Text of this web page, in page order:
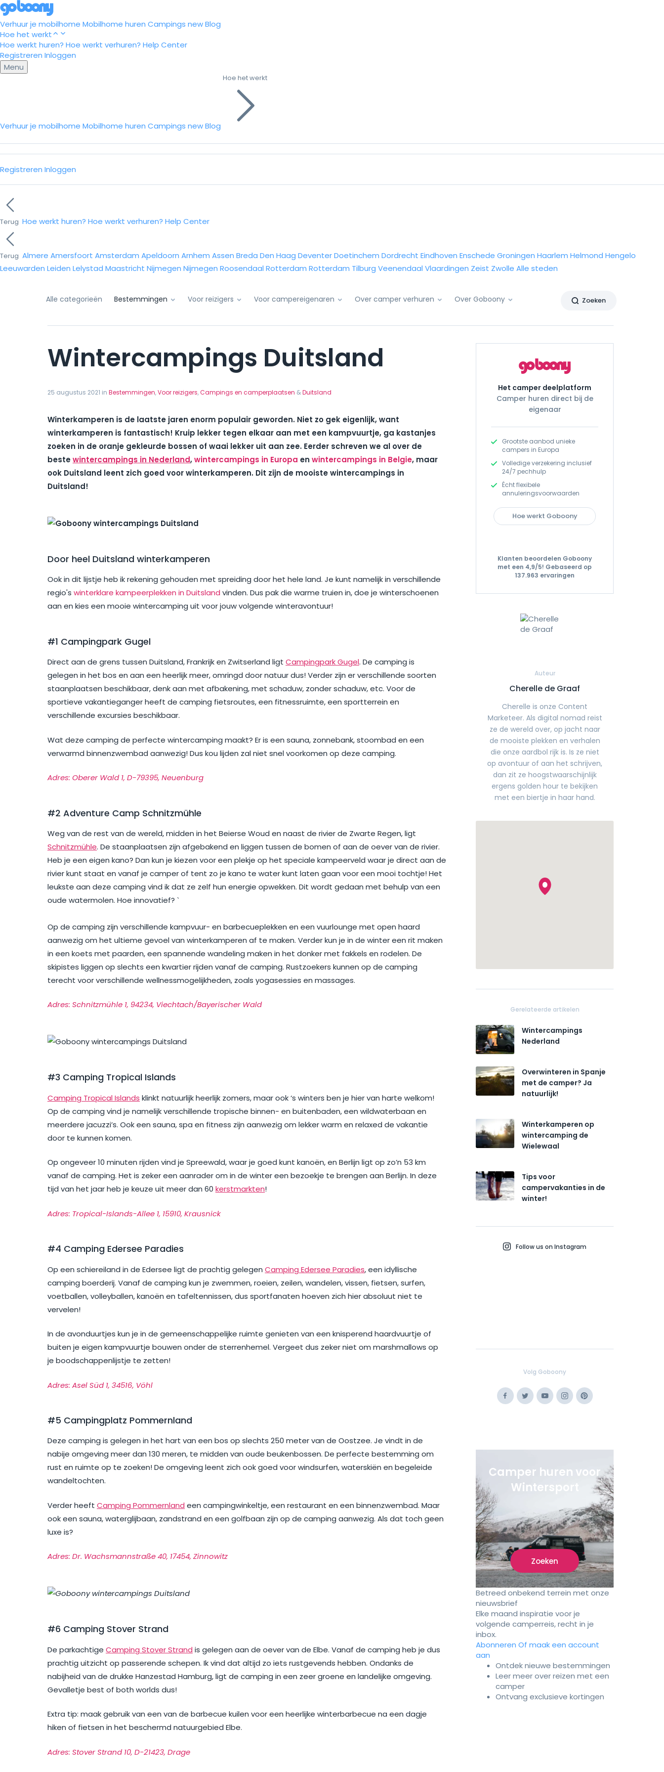
Verhuur je mobilhome Mobilhome huren Campings newBlog
Hoe het werkt
Hoe werkt huren? Hoe werkt verhuren? Help Center
Registreren Inloggen
Menu
Verhuur je mobilhome Mobilhome huren Campings newBlog
Hoe het werkt
Registreren Inloggen
Terug Hoe werkt huren? Hoe werkt verhuren? Help Center
Terug Almere Amersfoort Amsterdam Apeldoorn Arnhem Assen Breda Den Haag DeventerDoetinchem Dordrecht Eindhoven Enschede Groningen Haarlem Helmond Hengelo
Leeuwarden Leiden Lelystad Maastricht Nijmegen Nijmegen Roosendaal Rotterdam Rotterdam Tilburg Veenendaal Vlaardingen Zeist Zwolle Alle steden
Zoeken
Alle categorieën Bestemmingen Voor reizigers Voor campereigenaren Over camper verhuren Over Goboony
Wintercampings Duitsland
25 augustus 2021 in Bestemmingen,Voor reizigers,Campings en camperplaatsen &Duitsland
Winterkamperen is de laatste jaren enorm populair geworden. Niet zo gek eigenlijk, want
winterkamperen is fantastisch! Kruip lekker tegen elkaar aan met een kampvuurtje, ga kastanjes
zoeken in de oranje gekleurde bossen of waai lekker uit aan zee. Eerder schreven we al over de
bestewintercampings in Nederland,wintercampings in Europa en wintercampings in Belgie, maar
ook Duitsland leent zich goed voor winterkamperen. Dit zijn de mooiste wintercampings in
Duitsland!
Door heel Duitsland winterkamperen
Ook in dit lijstje heb ik rekening gehouden met spreiding door het hele land. Je kunt namelijk in verschillende
regio's winterklare kampeerplekken in Duitsland vinden. Dus pak die warme truien in, doe je winterschoenen
aan en kies een mooie wintercamping uit voor jouw volgende winteravontuur!
#1 Campingpark Gugel
Direct aan de grens tussen Duitsland, Frankrijk en Zwitserland ligt Campingpark Gugel. De camping is
gelegen in het bos en aan een heerlijk meer, omringd door natuur dus! Verder zijn er verschillende soorten
staanplaatsen beschikbaar, denk aan met afbakening, met schaduw, zonder schaduw, etc. Voor de
sportieve vakantieganger heeft de camping fietsroutes, een fitnessruimte, een sportterrein en
verschillende excursies beschikbaar.
Wat deze camping de perfecte wintercamping maakt? Er is een sauna, zonnebank, stoombad en een
verwarmd binnenzwembad aanwezig! Dus kou lijden zal niet snel voorkomen op deze camping.
Adres: Oberer Wald 1, D-79395, Neuenburg
#2 Adventure Camp Schnitzmühle
Weg van de rest van de wereld, midden in het Beierse Woud en naast de rivier de Zwarte Regen, ligt
Schnitzmühle. De staanplaatsen zijn afgebakend en liggen tussen de bomen of aan de oever van de rivier.
Heb je een eigen kano? Dan kun je kiezen voor een plekje op het speciale kampeerveld waar je direct aan de
rivier kunt staat en vanaf je camper of tent zo je kano te water kunt laten gaan voor een mooi tochtje! Het
leukste aan deze camping vind ik dat ze zelf hun energie opwekken. Dit wordt gedaan met behulp van een
oude watermolen. Hoe innovatief? `
Op de camping zijn verschillende kampvuur- en barbecueplekken en een vuurlounge met open haard
aanwezig om het ultieme gevoel van winterkamperen af te maken. Verder kun je in de winter een rit maken
in een koets met paarden, een spannende wandeling maken in het donker met fakkels en rodelen. De
skipistes liggen op slechts een kwartier rijden vanaf de camping. Rustzoekers kunnen op de camping
terecht voor verschillende wellnessmogelijkheden, zoals yogasessies en massages.
Adres: Schnitzmühle 1, 94234, Viechtach/Bayerischer Wald
#3 Camping Tropical Islands
Camping Tropical Islands klinkt natuurlijk heerlijk zomers, maar ook ‘s winters ben je hier van harte welkom!
Op de camping vind je namelijk verschillende tropische binnen- en buitenbaden, een wildwaterbaan en
meerdere jacuzzi’s. Ook een sauna, spa en fitness zijn aanwezig om lekker warm en relaxed de vakantie
door te kunnen komen.
Op ongeveer 10 minuten rijden vind je Spreewald, waar je goed kunt kanoën, en Berlijn ligt op zo’n 53 km
vanaf de camping. Het is zeker een aanrader om in de winter een bezoekje te brengen aan Berlijn. In deze
tijd van het jaar heb je keuze uit meer dan 60 kerstmarkten!
Adres: Tropical-Islands-Allee 1, 15910, Krausnick
#4 Camping Edersee Paradies
Op een schiereiland in de Edersee ligt de prachtig gelegen Camping Edersee Paradies, een idyllische
camping boerderij. Vanaf de camping kun je zwemmen, roeien, zeilen, wandelen, vissen, fietsen, surfen,
voetballen, volleyballen, kanoën en tafeltennissen, dus sportfanaten hoeven zich hier absoluut niet te
vervelen!
In de avonduurtjes kun je in de gemeenschappelijke ruimte genieten van een knisperend haardvuurtje of
buiten je eigen kampvuurtje bouwen onder de sterrenhemel. Vergeet dus zeker niet om marshmallows op
je boodschappenlijstje te zetten!
Adres: Asel Süd 1, 34516, Vöhl
#5 Campingplatz Pommernland
Deze camping is gelegen in het hart van een bos op slechts 250 meter van de Oostzee. Je vindt in de
nabije omgeving meer dan 130 meren, te midden van oude beukenbossen. De perfecte bestemming om
rust en ruimte op te zoeken! De omgeving leent zich ook goed voor windsurfen, waterskiën en begeleide
wandeltochten.
Verder heeft Camping Pommernland een campingwinkeltje, een restaurant en een binnenzwembad. Maar
ook een sauna, waterglijbaan, zandstrand en een golfbaan zijn op de camping aanwezig. Als dat toch geen
luxe is?
Adres: Dr. Wachsmannstraße 40, 17454, Zinnowitz
#6 Camping Stover Strand
De parkachtige Camping Stover Strand is gelegen aan de oever van de Elbe. Vanaf de camping heb je dus
prachtig uitzicht op passerende schepen. Ik vind dat altijd zo iets rustgevends hebben. Ondanks de
nabijheid van de drukke Hanzestad Hamburg, ligt de camping in een zeer groene en landelijke omgeving.
Gevalletje best of both worlds dus!
Extra tip: maak gebruik van een van de barbecue kuilen voor een heerlijke winterbarbecue na een dagje
hiken of fietsen in het beschermd natuurgebied Elbe.
Adres: Stover Strand 10, D-21423, Drage
Het camper deelplatform
Camper huren direct bij de
eigenaar
Grootste aanbod unieke
campers in Europa
Volledige verzekering inclusief
24/7 pechhulp
Écht flexibele
annuleringsvoorwaarden
Hoe werkt Goboony
Klanten beoordelen Goboony
met een 4,9/5! Gebaseerd op
137.963 ervaringen
Auteur
Cherelle de Graaf
Cherelle is onze Content
Marketeer. Als digital nomad reist
ze de wereld over, op jacht naar
de mooiste plekken en verhalen
die onze aardbol rijk is. Is ze niet
op avontuur of aan het schrijven,
dan zit ze hoogstwaarschijnlijk
ergens golden hour te bekijken
met een biertje in haar hand.
Gerelateerde artikelen
Wintercampings
Nederland
Overwinteren in Spanje
met de camper? Ja
natuurlijk!
Winterkamperen op
wintercamping de
Wielewaal
Tips voor
campervakanties in de
winter!
Follow us on Instagram
Volg Goboony
Facebook
TwitterYoutubeInstagramPinterest
Camper huren voor
Wintersport
Zoeken
Betreed onbekend terrein met onze
nieuwsbrief
Elke maand inspiratie voor je
volgende camperreis, recht in je
inbox.
Abonneren Of maak een account
aan
Ontdek nieuwe bestemmingen
Leer meer over reizen met een
camper
Ontvang exclusieve kortingen